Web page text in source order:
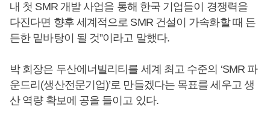
내 첫 SMR 개발 사업을 통해 한국 기업들이 경쟁력을
다진다면 향후 세계적으로 SMR 건설이 가속화할 때 든
든한 밑바탕이 될 것”이라고 말했다.
박 회장은 두산에너빌리티를 세계 최고 수준의 ‘SMR 파
운드리(생산전문기업)’로 만들겠다는 목표를 세우고 생
산 역량 확보에 공을 들이고 있다.